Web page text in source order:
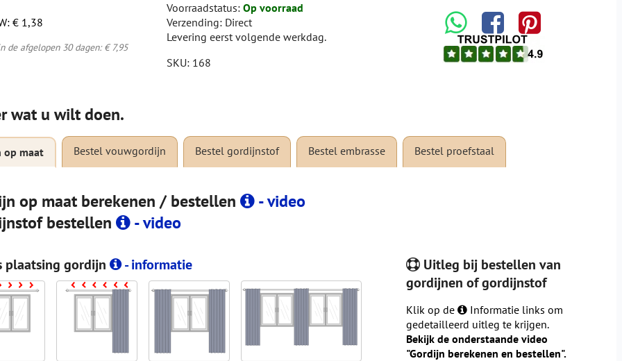
€ 1,38
de afgelopen 30 dagen:€ 7,95
Voorraadstatus: Op voorraad
Verzending: Direct
Levering eerst volgende werkdag.
SKU: 168
wat u wilt doen.
op maat Bestel vouwgordijn Bestel gordijnstof Bestel embrasse Bestel proefstaal
op maat berekenen / bestellen
- video
bestellen
- video
plaatsing gordijn - informatie
Uitleg bij bestellen van
gordijnen of gordijnstof
Klik op de
Informatie links om
gedetailleerd uitleg te krijgen.
Bekijk de onderstaande video
"Gordijn berekenen en bestellen".